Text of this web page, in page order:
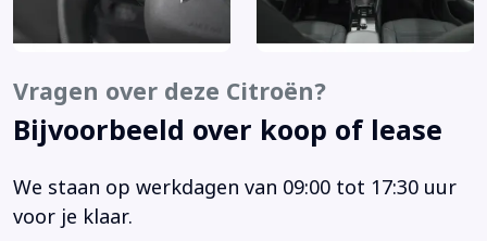
Adaptief demping systeem
Alarm klasse 1(startblokkering)
Anti doorSlip Regeling
Armsteun voor
Bestuurdersairbag
Bestuurdersstoel in hoogte verstelbaar
Vragen over deze Citroën?
Bijvoorbeeld over koop of lease
We staan op werkdagen van 09:00 tot 17:30 uur
voor je klaar.